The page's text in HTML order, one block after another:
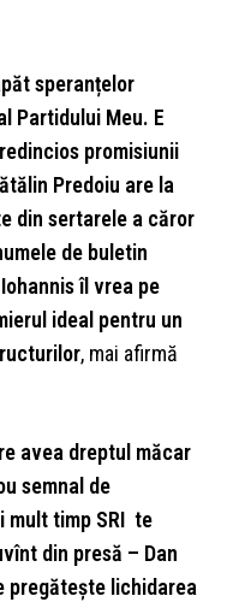
speranțelor
Partidului Meu. E
promisiunii
Predoiu are la
din sertarele a căror
de buletin
îl vrea pe
ideal pentru un
, mai afirmă
avea dreptul măcar
semnal de
mult timp SRI te
din presă – Dan
pregătește lichidarea